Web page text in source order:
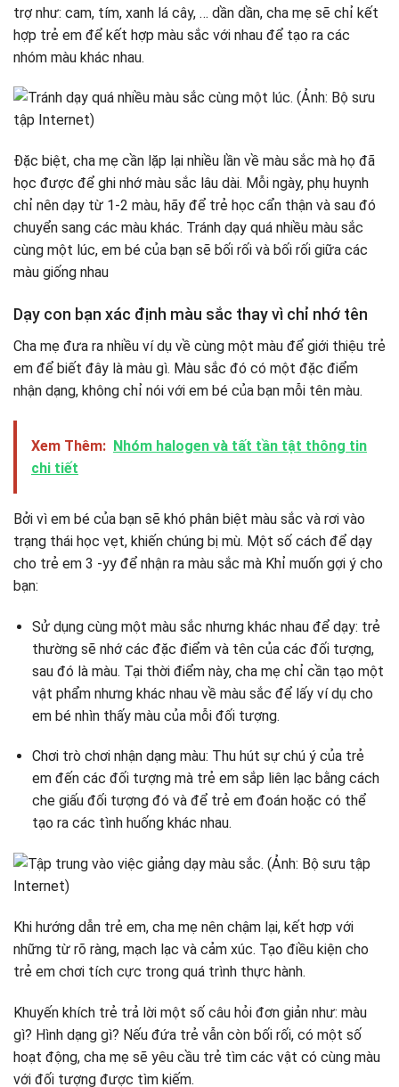
trợ như: cam, tím, xanh lá cây, … dần dần, cha mẹ sẽ chỉ kết
hợp trẻ em để kết hợp màu sắc với nhau để tạo ra các
nhóm màu khác nhau.
Đặc biệt, cha mẹ cần lặp lại nhiều lần về màu sắc mà họ đã
học được để ghi nhớ màu sắc lâu dài. Mỗi ngày, phụ huynh
chỉ nên dạy từ 1-2 màu, hãy để trẻ học cẩn thận và sau đó
chuyển sang các màu khác. Tránh dạy quá nhiều màu sắc
cùng một lúc, em bé của bạn sẽ bối rối và bối rối giữa các
màu giống nhau
Dạy con bạn xác định màu sắc thay vì chỉ nhớ tên
Cha mẹ đưa ra nhiều ví dụ về cùng một màu để giới thiệu trẻ
em để biết đây là màu gì. Màu sắc đó có một đặc điểm
nhận dạng, không chỉ nói với em bé của bạn mỗi tên màu.
Xem Thêm: Nhóm halogen và tất tần tật thông tin
chi tiết
Bởi vì em bé của bạn sẽ khó phân biệt màu sắc và rơi vào
trạng thái học vẹt, khiến chúng bị mù. Một số cách để dạy
cho trẻ em 3 -yy để nhận ra màu sắc mà Khỉ muốn gợi ý cho
bạn:
Sử dụng cùng một màu sắc nhưng khác nhau để dạy: trẻ
thường sẽ nhớ các đặc điểm và tên của các đối tượng,
sau đó là màu. Tại thời điểm này, cha mẹ chỉ cần tạo một
vật phẩm nhưng khác nhau về màu sắc để lấy ví dụ cho
em bé nhìn thấy màu của mỗi đối tượng.
Chơi trò chơi nhận dạng màu: Thu hút sự chú ý của trẻ
em đến các đối tượng mà trẻ em sắp liên lạc bằng cách
che giấu đối tượng đó và để trẻ em đoán hoặc có thể
tạo ra các tình huống khác nhau.
Khi hướng dẫn trẻ em, cha mẹ nên chậm lại, kết hợp với
những từ rõ ràng, mạch lạc và cảm xúc. Tạo điều kiện cho
trẻ em chơi tích cực trong quá trình thực hành.
Khuyến khích trẻ trả lời một số câu hỏi đơn giản như: màu
gì? Hình dạng gì? Nếu đứa trẻ vẫn còn bối rối, có một số
hoạt động, cha mẹ sẽ yêu cầu trẻ tìm các vật có cùng màu
với đối tượng được tìm kiếm.